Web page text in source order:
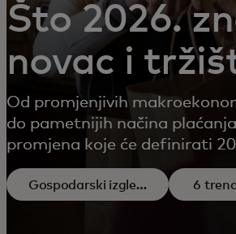
Što 2026.
novac i
Od promjenjivih
do pametnijih načina
promjena koje će definirati
Gospodarski izgledi
6